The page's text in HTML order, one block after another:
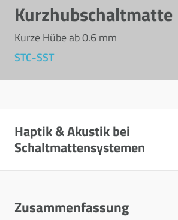
Kurzhubschaltmatte
Kurze Hübe ab 0.6 mm
STC-SST
Haptik & Akustik bei
Schaltmattensystemen
Zusammenfassung